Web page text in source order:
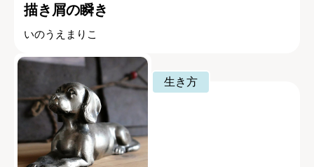
描き屑の瞬き
いのうえまりこ
生き方